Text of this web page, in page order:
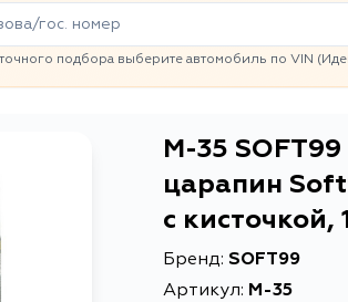
подбора выберите автомобиль по VIN
M-35
царапин
с кисточкой,
Бренд: SOFT99
Артикул: M-35